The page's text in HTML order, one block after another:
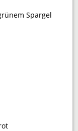
Spargel